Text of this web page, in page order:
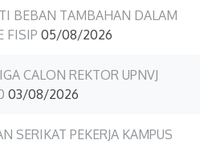
BEBAN TAMBAHAN DALAM
FISIP 05/08/2026
CALON REKTOR UPNVJ
03/08/2026
SERIKAT PEKERJA KAMPUS